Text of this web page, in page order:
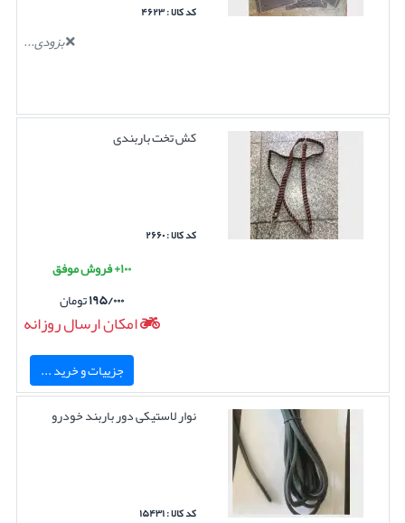
کد کالا : ۴۶۲۳
بزودی...
کش تخت باربندی
کد کالا : ۲۶۶۰
۱۰۰+ فروش موفق
۱۹۵/۰۰۰تومان
امکان ارسال روزانه
جزییات و خرید ...
نوار لاستیکی دور باربند خودرو
کد کالا : ۱۵۴۳۱